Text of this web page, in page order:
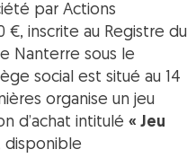
par Actions
€, inscrite au Registre du
Nanterre sous le
social est situé au 14
organise un jeu
d’achat intitulé « Jeu
disponible